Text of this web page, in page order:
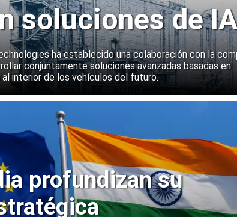
soluciones de IA
a bordo de
ha establecido una colaboración con la
conjuntamente soluciones avanzadas basadas en
interior de los vehículos del futuro.
profundizan su